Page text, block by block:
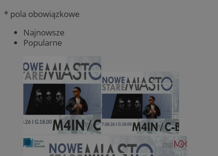
* pola obowiązkowe
Najnowsze
Popularne